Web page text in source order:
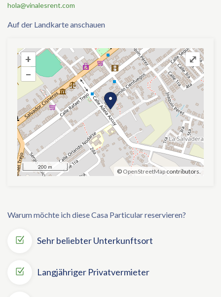
hola@vinalesrent.com
Auf der Landkarte anschauen
+
–
© OpenStreetMap contributors.
+
–
200 m
⤢
Warum möchte ich diese Casa Particular reservieren?
Sehr beliebter Unterkunftsort
Langjähriger Privatvermieter